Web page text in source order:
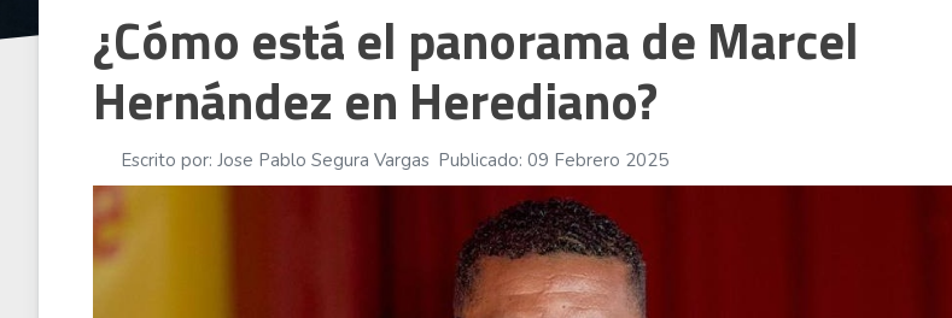
¿Cómo está el panorama de Marcel
Hernández en Herediano?
Escrito por: Jose Pablo Segura Vargas Publicado: 09 Febrero 2025